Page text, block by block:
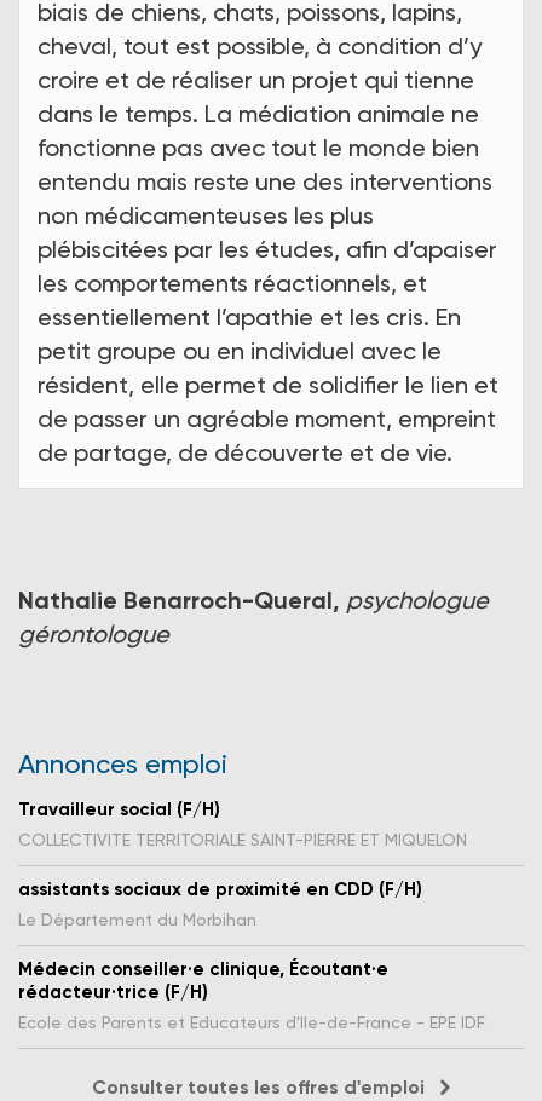
biais de chiens, chats, poissons, lapins,
cheval, tout est possible, à condition d’y
croire et de réaliser un projet qui tienne
dans le temps. La médiation animale ne
fonctionne pas avec tout le monde bien
entendu mais reste une des interventions
non médicamenteuses les plus
plébiscitées par les études, afin d’apaiser
les comportements réactionnels, et
essentiellement l’apathie et les cris. En
petit groupe ou en individuel avec le
résident, elle permet de solidifier le lien et
de passer un agréable moment, empreint
de partage, de découverte et de vie.
Nathalie Benarroch-Queral, psychologue
gérontologue
Annonces emploi
Travailleur social (F/H)
COLLECTIVITE TERRITORIALE SAINT-PIERRE ET MIQUELON
assistants sociaux de proximité en CDD (F/H)
Le Département du Morbihan
Médecin conseiller·e clinique, Écoutant·e
rédacteur·trice (F/H)
Ecole des Parents et Educateurs d'Ile-de-France - EPE IDF
Consulter toutes les offres d'emploi